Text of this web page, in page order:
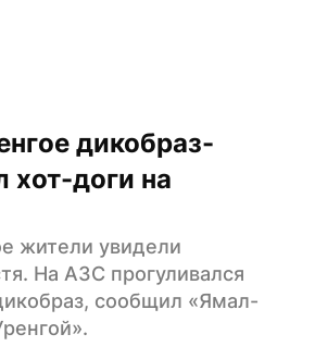
дикобраз-
хот-доги на
жители увидели
На АЗС прогуливался
сообщил «Ямал-